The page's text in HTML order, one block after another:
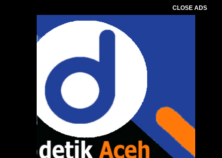
CLOSE ADS